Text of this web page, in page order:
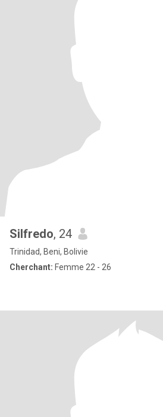
Silfredo, 24
Trinidad, Beni, Bolivie
Cherchant: Femme 22 - 26